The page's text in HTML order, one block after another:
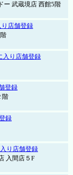
ー 武蔵境店 西館5階
り店舗登録
入り店舗登録
登録
階
録
り店舗登録
入間店５F